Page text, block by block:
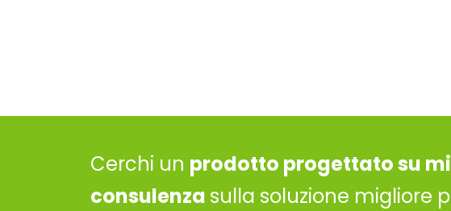
Cerchi un prodotto progettato su
consulenza sulla soluzione migliore